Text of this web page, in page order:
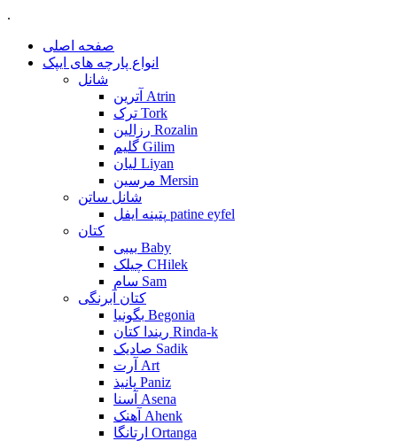
.
صفحه اصلی
انواع پارچه های ایپک
شانل
آترین Atrin
ترک Tork
رزالین Rozalin
گلیم Gilim
لیان Liyan
مرسین Mersin
شانل ساتن
پتینه ایفل patine eyfel
کتان
بیبی Baby
چیلک CHilek
سام Sam
کتان آبرنگی
بگونیا Begonia
ریندا کتان Rinda-k
صادیک Sadik
آرت Art
پانیذ Paniz
آسنا Asena
آهنک Ahenk
ارتانگا Ortanga